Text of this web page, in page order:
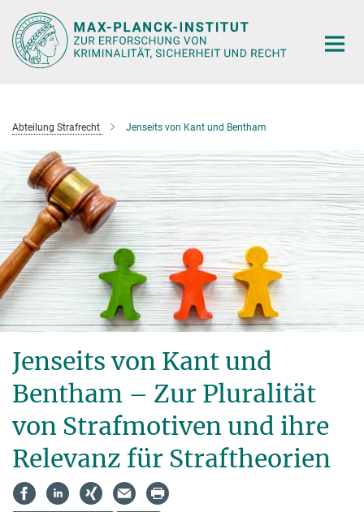
Hauptinhalt
Abteilung Strafrecht Jenseits von Kant und Bentham
Jenseits von Kant und
Bentham – Zur Pluralität
von Strafmotiven und ihre
Relevanz für Straftheorien